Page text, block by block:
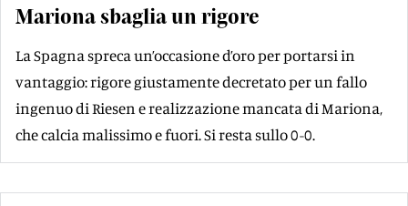
Mariona sbaglia un rigore
La Spagna spreca un’occasione d’oro per portarsi in
vantaggio: rigore giustamente decretato per un fallo
ingenuo di Riesen e realizzazione mancata di Mariona,
che calcia malissimo e fuori. Si resta sullo 0-0.